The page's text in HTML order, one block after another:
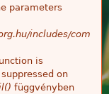
parameters
includes/com
is
on
függvényben